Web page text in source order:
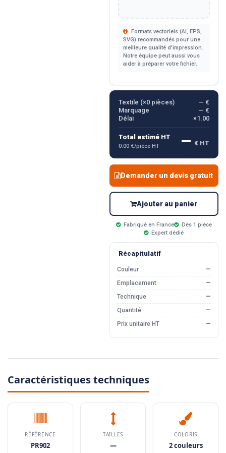
Formats vectoriels (AI, EPS,
SVG) recommandés pour une
meilleure qualité d'impression.
Notre équipe peut aussi vous
aider à préparer votre fichier.
Textile (×0pièces)
— €
Marquage
— €
Délai
×1.00
Total estimé HT
0.00 €/pièce HT — € HT
Demander un devis gratuit
Ajouter au panier
Fabriqué en France
Dès 1 pièce
Expert dédié
Récapitulatif
Couleur
—
Emplacement
—
Technique
—
Quantité
—
Prix unitaire HT
—
Caractéristiques techniques
RÉFÉRENCE
PR902
TAILLES
—
COLORIS
2 couleurs